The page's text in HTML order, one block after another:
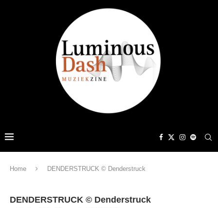
Home DENDERSTRUCK © Denderstruck
DENDERSTRUCK © Denderstruck